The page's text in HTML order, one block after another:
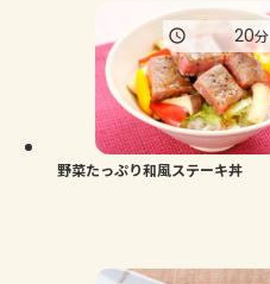
野菜たっぷり和風ステーキ丼
20分